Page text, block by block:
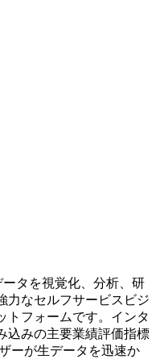
タを視覚化、分析、研
力なセルフサービスビジ
トフォームです。インタ
込みの主要業績評価指標
ーが生データを迅速か